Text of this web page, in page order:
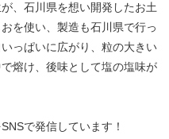
、石川県を想い開発したお土
を使い、製造も石川県で行っ
っぱいに広がり、粒の大きい
熔け、後味として塩の塩味が
で発信しています！